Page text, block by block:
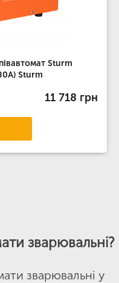
Sturm
Sturm
11 718 грн
зварювальні?
зварювальні у